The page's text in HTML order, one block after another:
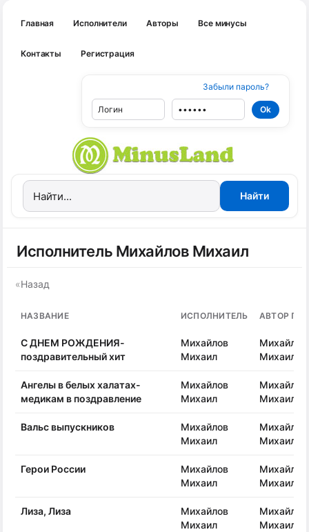
Главная Исполнители Авторы Все минусы
Контакты Регистрация
Забыли пароль?
Исполнитель Михайлов Михаил
«Назад
НАЗВАНИЕ ИСПОЛНИТЕЛЬ АВТОР
C ДНЕМ РОЖДЕНИЯ-
поздравительный хит
Михайлов
Михаил
Михайлов
Михаил
Ангелы в белых халатах-
медикам в поздравление
Михайлов
Михаил
Михайлов
Михаил
Вальс выпускников
Михайлов
Михаил
Михайлов
Михаил
Герои России
Михайлов
Михаил
Михайлов
Михаил
Лиза, Лиза
Михайлов
Михаил
Михайлов
Михаил